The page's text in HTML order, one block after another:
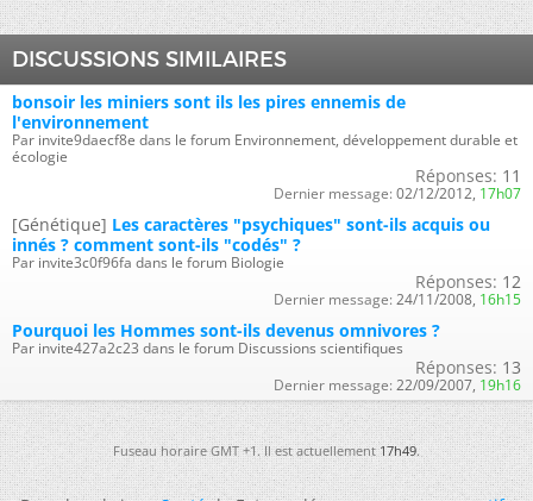
DISCUSSIONS SIMILAIRES
bonsoir les miniers sont ils les pires ennemis de
l'environnement
Par invite9daecf8e dans le forum Environnement, développement durable et
écologie
Réponses: 11
Dernier message: 02/12/2012, 17h07
[Génétique] Les caractères "psychiques" sont-ils acquis ou
innés ? comment sont-ils "codés" ?
Par invite3c0f96fa dans le forum Biologie
Réponses: 12
Dernier message: 24/11/2008, 16h15
Pourquoi les Hommes sont-ils devenus omnivores ?
Par invite427a2c23 dans le forum Discussions scientifiques
Réponses: 13
Dernier message: 22/09/2007, 19h16
Fuseau horaire GMT +1. Il est actuellement17h49.